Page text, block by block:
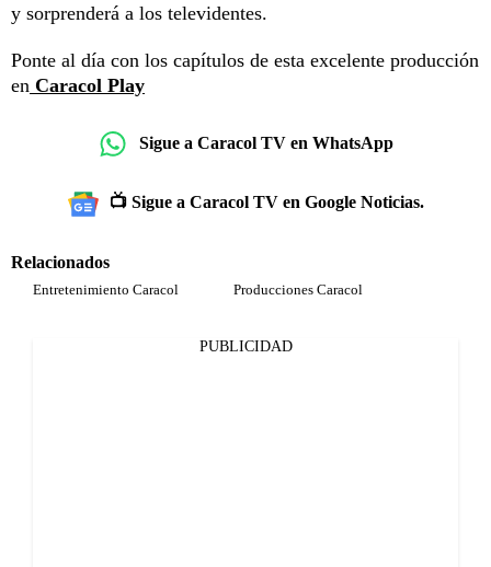
y sorprenderá a los televidentes.
Ponte al día con los capítulos de esta excelente producción
en Caracol Play
Sigue a Caracol TV en WhatsApp
📺 Sigue a Caracol TV en Google Noticias.
Relacionados
Entretenimiento Caracol Producciones Caracol
PUBLICIDAD